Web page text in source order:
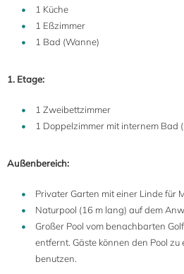
1 Küche
1 Eßzimmer
1 Bad (Wanne)
1. Etage:
1 Zweibettzimmer
1 Doppelzimmer mit internem Bad
Außenbereich:
Privater Garten mit einer Linde für
Naturpool (16 m lang) auf dem
Großer Pool vom benachbarten
entfernt. Gäste können den Pool
benutzen.